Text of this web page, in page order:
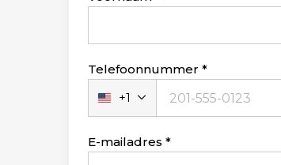
Telefoonnummer
Verenigde
Staten
+1
+1
E-mailadres